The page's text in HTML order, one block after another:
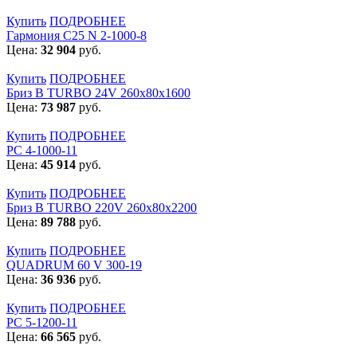
Купить ПОДРОБНЕЕ
Гармония С25 N 2-1000-8
Цена: 32 904 руб.
Купить ПОДРОБНЕЕ
Бриз В TURBO 24V 260х80х1600
Цена: 73 987 руб.
Купить ПОДРОБНЕЕ
РС 4-1000-11
Цена: 45 914 руб.
Купить ПОДРОБНЕЕ
Бриз В TURBO 220V 260х80х2200
Цена: 89 788 руб.
Купить ПОДРОБНЕЕ
QUADRUM 60 V 300-19
Цена: 36 936 руб.
Купить ПОДРОБНЕЕ
РС 5-1200-11
Цена: 66 565 руб.